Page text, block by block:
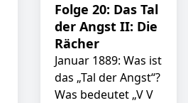
Folge 20: Das Tal
der Angst II: Die
Rächer
Januar 1889: Was ist
das „Tal der Angst“?
Was bedeutet „V V